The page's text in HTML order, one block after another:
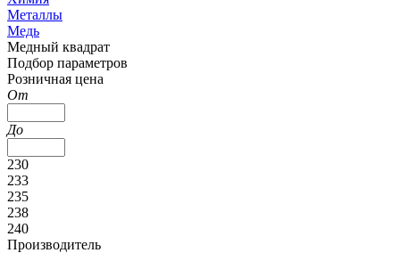
Металлы
Медь
Медный квадрат
Подбор параметров
Розничная цена
От
До
230
233
235
238
240
Производитель